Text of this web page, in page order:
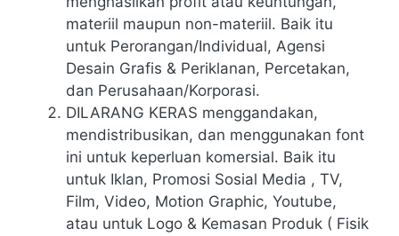
materiil maupun non-materiil. Baik itu
untuk Perorangan/Individual, Agensi
Desain Grafis & Periklanan, Percetakan,
dan Perusahaan/Korporasi.
DILARANG KERAS menggandakan,
mendistribusikan, dan menggunakan font
ini untuk keperluan komersial. Baik itu
untuk Iklan, Promosi Sosial Media , TV,
Film, Video, Motion Graphic, Youtube,
atau untuk Logo & Kemasan Produk ( Fisik